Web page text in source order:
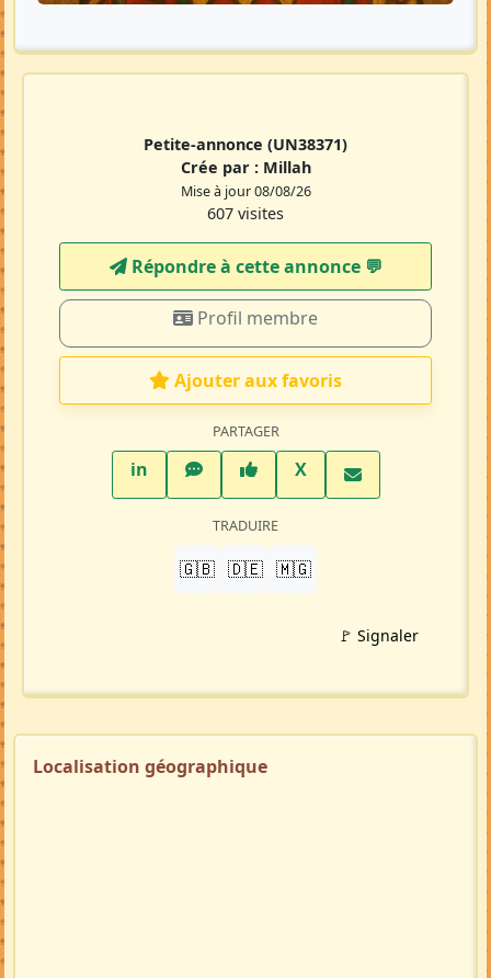
Petite-annonce (UN38371)
Crée par : Millah
Mise à jour 08/08/26
607 visites
Répondre à cette annonce 💬​
Profil membre
Ajouter aux favoris
PARTAGER
inLinkedInWhatsAppFacebook
XTwitter X
TRADUIRE
🇬🇧 🇩🇪 🇲🇬
🚩 Signaler
Localisation géographique